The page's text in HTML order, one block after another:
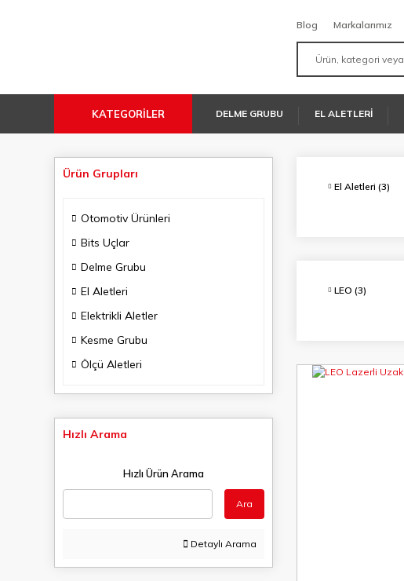
Blog Markalarımız
KATEGORİLER DELME GRUBU EL ALETLERİ
Ürün Grupları
Otomotiv Ürünleri
Bits Uçlar
Delme Grubu
El Aletleri
Elektrikli Aletler
Kesme Grubu
Ölçü Aletleri
Hızlı Arama
Hızlı Ürün Arama
Ara
Detaylı Arama
El Aletleri (3)
LEO (3)